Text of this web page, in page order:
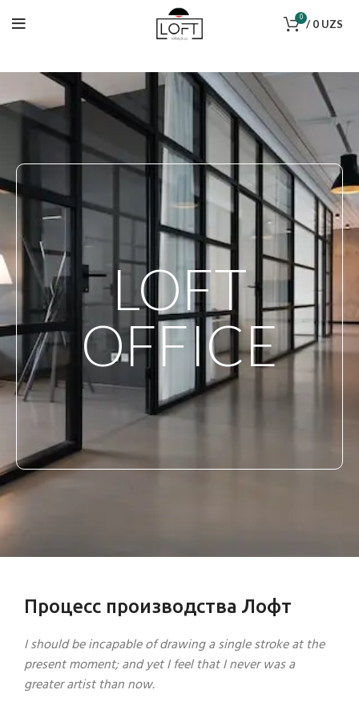
0 / 0 UZS
LOFT
OFFICE
Процесс производства Лофт
I should be incapable of drawing a single stroke at the
present moment; and yet I feel that I never was a
greater artist than now.